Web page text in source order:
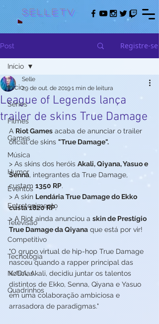
Selletv
Post Registre-se
Início
Séries
Filmes
Games
Música
Humor
Eventos
Entretenimento
Televisão
Competitivo
Tecnologia
Notícias
Quadrinhos
Início
League of Legends lança
trailer de skins True Damage
Selle
29 de out. de 20191 min de leitura
A Riot Games acaba de anunciar o trailer
oficial de skins "True Damage".
> As skins dos heróis Akali, Qiyana, Yasuo e
Senna, integrantes da True Damage,
custam 1350 RP.
> A skin Lendária True Damage do Ekko
custa 1820 RP.
> A Riot ainda anunciou a skin de Prestígio
True Damage da Qiyana que está por vir!
"O grupo virtual de hip-hop True Damage
nasceu quando a rapper principal das
K/DA, Akali, decidiu juntar os talentos
distintos de Ekko, Senna, Qiyana e Yasuo
em uma colaboração ambiciosa e
arrasadora de paradigmas."